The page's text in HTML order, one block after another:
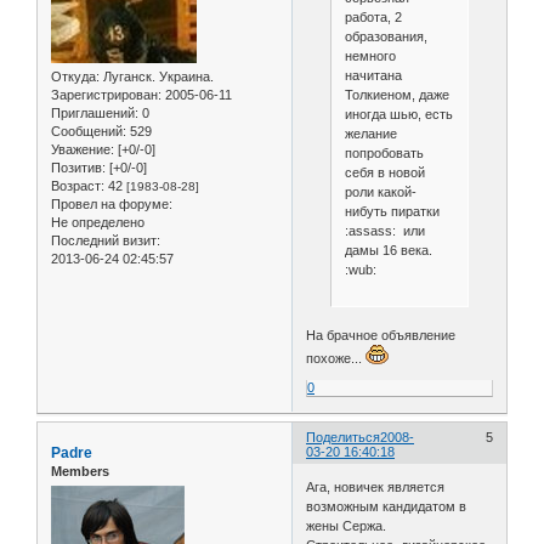
Откуда: Луганск. Украина.
Зарегистрирован: 2005-06-11
Приглашений: 0
Сообщений: 529
Уважение: [+0/-0]
Позитив: [+0/-0]
Возраст: 42 [1983-08-28]
Провел на форуме:
Не определено
Последний визит:
2013-06-24 02:45:57
работа, 2
образования,
немного
начитана
Толкиеном, даже
иногда шью, есть
желание
попробовать
себя в новой
роли какой-
нибуть пиратки
:assass: или
дамы 16 века.
:wub:
На брачное объявление
похоже...
0
Поделиться 5
2008-
03-20 16:40:18
Padre
Members
Ага, новичек является
возможным кандидатом в
жены Сержа.